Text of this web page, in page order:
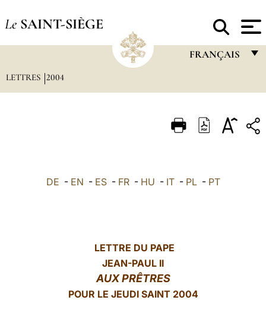
Le SAINT-SIÈGE
FRANÇAIS
ITALIANO
LETTRES 2004
DE - EN - ES- FR- HU - IT- PL- PT
LETTRE DU PAPE
JEAN-PAUL II
AUX PRÊTRES
POUR LE JEUDI SAINT 2004